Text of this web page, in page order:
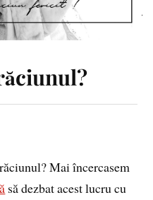
Mai încercasem
să dezbat acest lucru cu